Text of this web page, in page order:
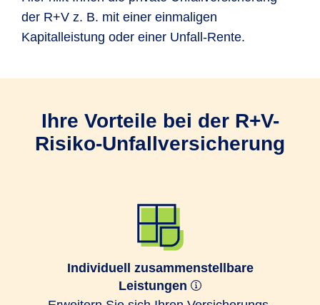
der R+V z. B. mit einer einmaligen
Kapitalleistung oder einer Unfall-Rente.
Ihre Vorteile bei der R+V-
Risiko-Unfallversicherung
Individuell zusammenstellbare
Leistungen